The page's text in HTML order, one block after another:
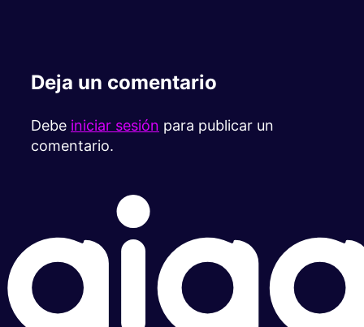
Deja un comentario
Debe iniciar sesión para publicar un
comentario.